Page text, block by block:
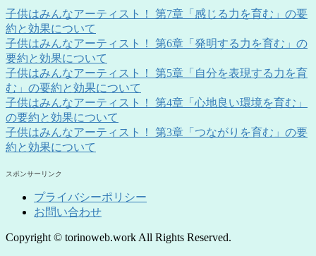
子供はみんなアーティスト！ 第7章「感じる力を育む」の要
約と効果について
子供はみんなアーティスト！ 第6章「発明する力を育む」の
要約と効果について
子供はみんなアーティスト！ 第5章「自分を表現する力を育
む」の要約と効果について
子供はみんなアーティスト！ 第4章「心地良い環境を育む」
の要約と効果について
子供はみんなアーティスト！ 第3章「つながりを育む」の要
約と効果について
スポンサーリンク
プライバシーポリシー
お問い合わせ
Copyright © torinoweb.work All Rights Reserved.